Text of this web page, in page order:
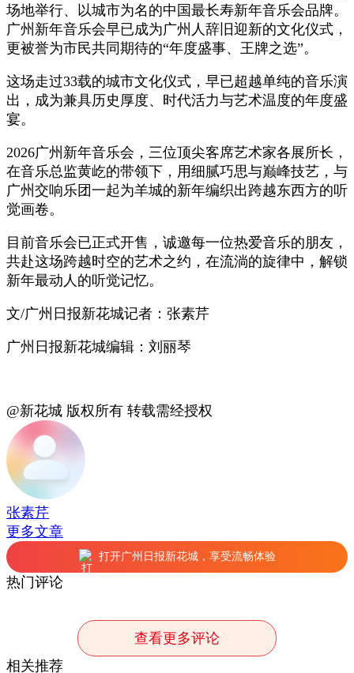
场地举行、以城市为名的中国最长寿新年音乐会品牌。
广州新年音乐会早已成为广州人辞旧迎新的文化仪式，
更被誉为市民共同期待的“年度盛事、王牌之选”。
这场走过33载的城市文化仪式，早已超越单纯的音乐演
出，成为兼具历史厚度、时代活力与艺术温度的年度盛
宴。
2026广州新年音乐会，三位顶尖客席艺术家各展所长，
在音乐总监黄屹的带领下，用细腻巧思与巅峰技艺，与
广州交响乐团一起为羊城的新年编织出跨越东西方的听
觉画卷。
目前音乐会已正式开售，诚邀每一位热爱音乐的朋友，
共赴这场跨越时空的艺术之约，在流淌的旋律中，解锁
新年最动人的听觉记忆。
文/广州日报新花城记者：张素芹
广州日报新花城编辑：刘丽琴
@新花城 版权所有 转载需经授权
张素芹
更多文章
打开广州日报新花城，享受流畅体验
热门评论
查看更多评论
相关推荐